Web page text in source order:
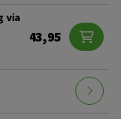
via
43,95